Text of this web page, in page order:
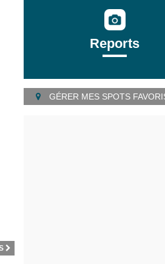
Reports
GÉRER MES SPOTS